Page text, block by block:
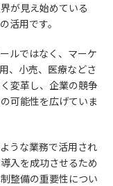
が見え始めている
活用です。
ルではなく、マーケ
、小売、医療などさ
変革し、企業の競争
可能性を広げていま
うな業務で活用され
入を成功させるため
整備の重要性につい